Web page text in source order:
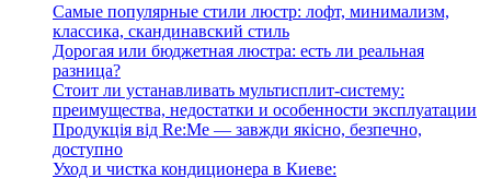
Самые популярные стили люстр: лофт, минимализм,
классика, скандинавский стиль
Дорогая или бюджетная люстра: есть ли реальная
разница?
Стоит ли устанавливать мультисплит-систему:
преимущества, недостатки и особенности эксплуатации
Продукція від Re:Me — завжди якісно, безпечно,
доступно
Уход и чистка кондиционера в Киеве: